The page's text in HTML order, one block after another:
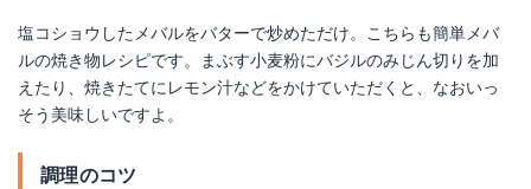
塩コショウしたメバルをバターで炒めただけ。こちらも簡単メバ
ルの焼き物レシピです。まぶす小麦粉にバジルのみじん切りを加
えたり、焼きたてにレモン汁などをかけていただくと、なおいっ
そう美味しいですよ。
調理のコツ